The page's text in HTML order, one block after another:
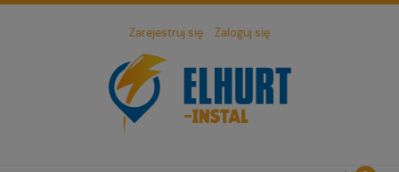
Zarejestruj się Zaloguj się